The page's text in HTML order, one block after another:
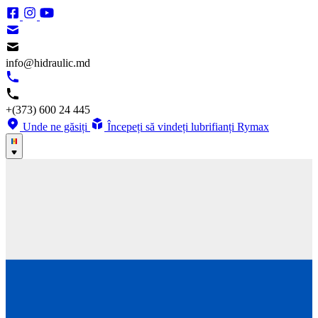
info@hidraulic.md
+(373) 600 24 445
Unde ne găsiți
Începeți să vindeți lubrifianți Rymax